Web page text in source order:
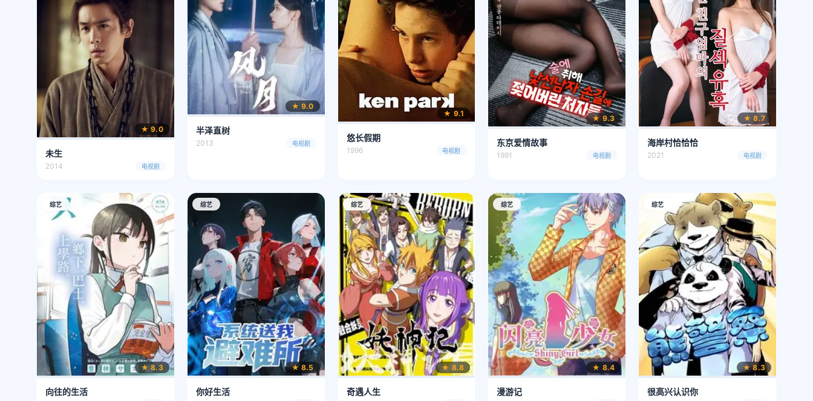
★ 9.0
未生
2014 电视剧
★ 9.0
半泽直树
2013 电视剧
★ 9.1
悠长假期
1996 电视剧
★ 9.3
东京爱情故事
1991 电视剧
★ 8.7
海岸村恰恰恰
2021 电视剧
综艺
★ 8.3
向往的生活
综艺
★ 8.5
你好生活
综艺
★ 8.8
奇遇人生
综艺
★ 8.4
漫游记
综艺
★ 8.3
很高兴认识你